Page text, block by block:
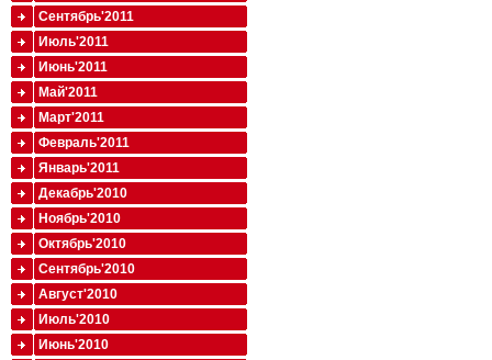
Сентябрь'2011
Июль'2011
Июнь'2011
Май'2011
Март'2011
Февраль'2011
Январь'2011
Декабрь'2010
Ноябрь'2010
Октябрь'2010
Сентябрь'2010
Август'2010
Июль'2010
Июнь'2010